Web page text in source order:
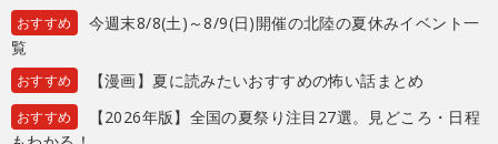
おすすめ
今週末8/8(土)～8/9(日)開催の北陸の夏休みイベント一
覧
おすすめ 【漫画】夏に読みたいおすすめの怖い話まとめ
おすすめ
【2026年版】全国の夏祭り注目27選。見どころ・日程